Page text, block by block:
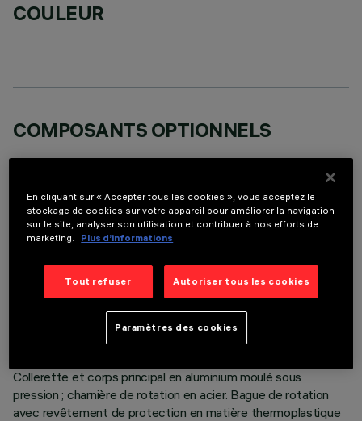
COULEUR
COMPOSANTS OPTIONNELS
DONNÉES TECHNIQUES
DERNIÈRE MISE À JOUR: 06/08/2026
Appareil encastrable, orientable et amovible pour source LED
Collerette et corps principal en aluminium moulé sous
pression ; charnière de rotation en acier. Bague de rotation
avec revêtement de protection en matière thermoplastique
En cliquant sur « Accepter tous les cookies », vous acceptez le
stockage de cookies sur votre appareil pour améliorer la navigation
sur le site, analyser son utilisation et contribuer à nos efforts de
marketing.
Plus d’informations
Tout refuser Autoriser tous les cookies
Paramètres des cookies